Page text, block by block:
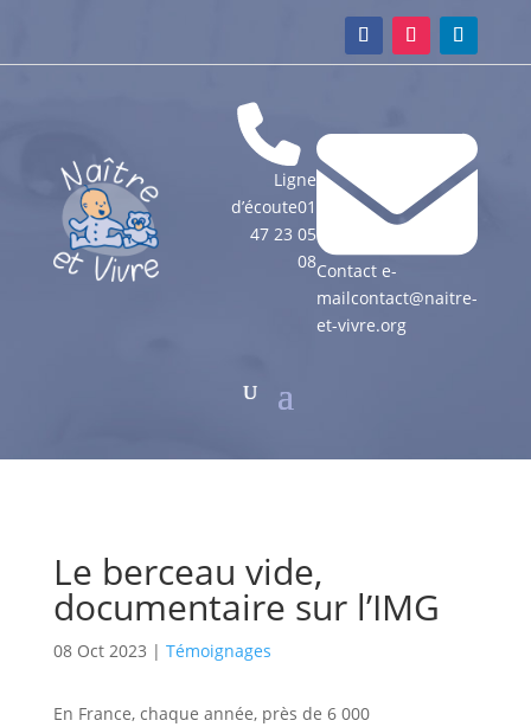
Ligne
d’écoute01
47 23 05
08Contact e-
mailcontact@naitre-
et-vivre.org
Le berceau vide,
documentaire sur l’IMG
08 Oct 2023 | Témoignages
En France, chaque année, près de 6 000